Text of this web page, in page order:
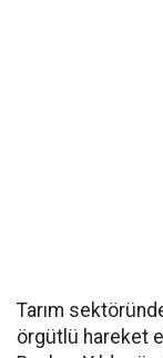
Tarım
örgütlü hareket